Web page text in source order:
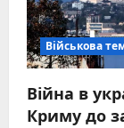
Військова
Війна в
Криму до